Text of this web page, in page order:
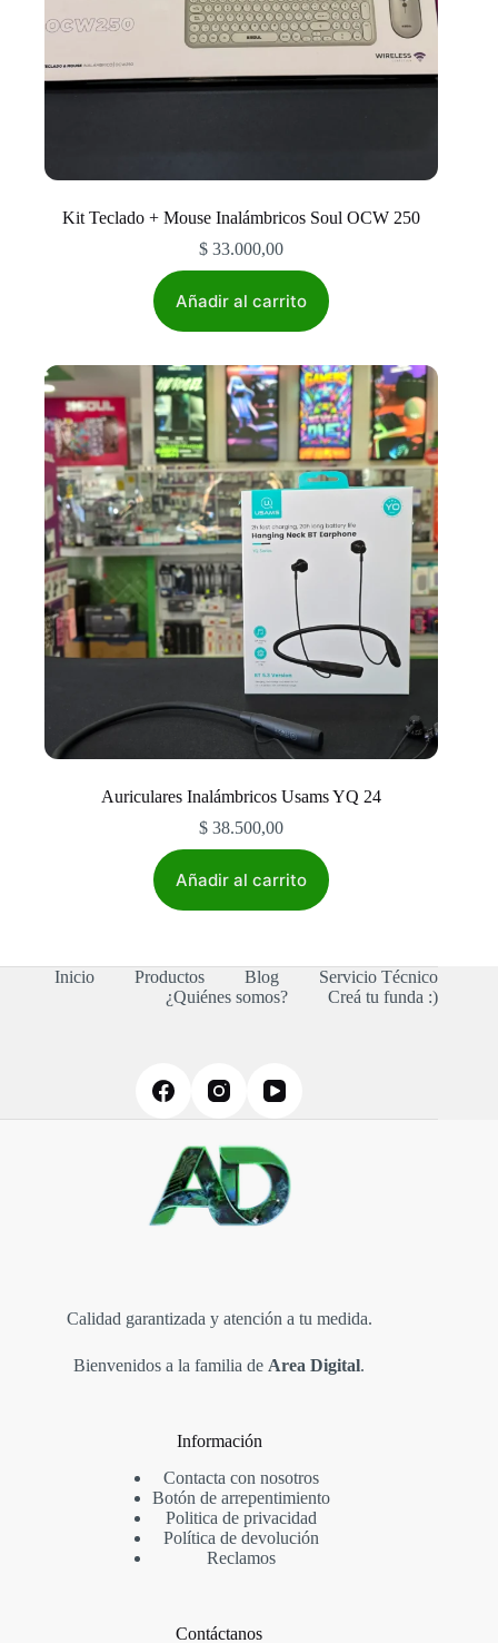
Kit Teclado + Mouse Inalámbricos Soul OCW 250
$ 33.000,00
Añadir al carrito
Auriculares Inalámbricos Usams YQ 24
$ 38.500,00
Añadir al carrito
Inicio Productos Blog
Servicio Técnico
¿Quiénes somos?
Creá tu funda :)
Calidad garantizada y atención a tu medida.
Bienvenidos a la familia de Area Digital.
Información
Contacta con nosotros
Botón de arrepentimiento
Politica de privacidad
Política de devolución
Reclamos
Contáctanos